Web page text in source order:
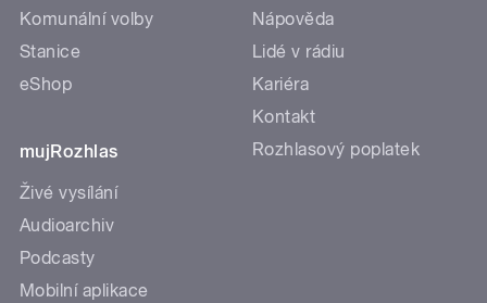
Komunální volby
Stanice
eShop
mujRozhlas
Živé vysílání
Audioarchiv
Podcasty
Mobilní aplikace
Nápověda
Lidé v rádiu
Kariéra
Kontakt
Rozhlasový poplatek